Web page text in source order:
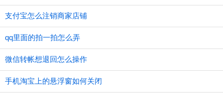
支付宝怎么注销商家店铺
qq里面的拍一拍怎么弄
微信转帐想退回怎么操作
手机淘宝上的悬浮窗如何关闭